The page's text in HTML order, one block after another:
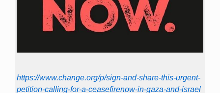
https://www.change.org/p/sign-and-share-this-urgent-
petition-calling-for-a-ceasefirenow-in-gaza-and-israel